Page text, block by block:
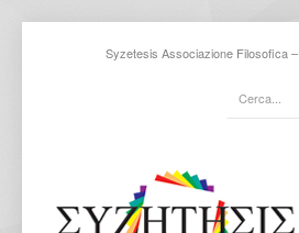
Syzetesis Associazione Filosofica –